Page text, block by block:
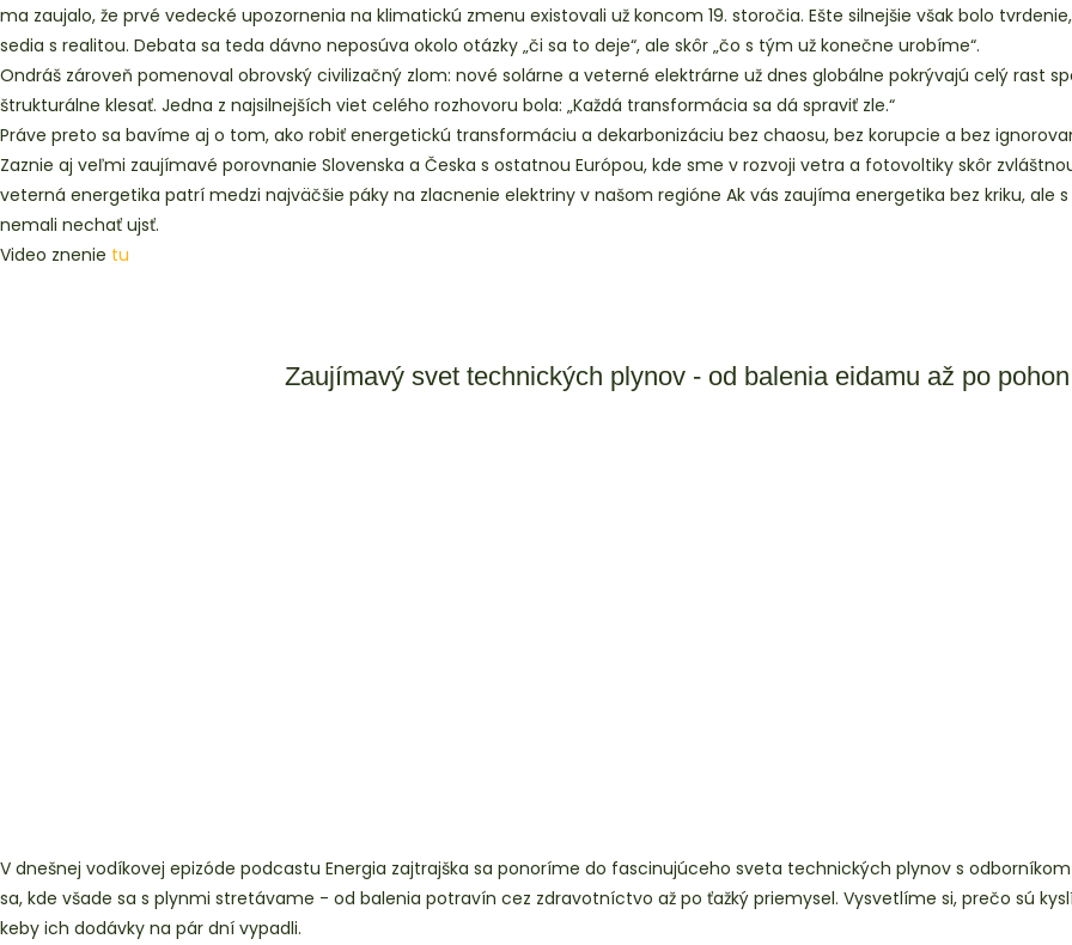
ma zaujalo, že prvé vedecké upozornenia na klimatickú zmenu existovali už koncom 19. storočia. Ešte silnejšie však bolo
sedia s realitou. Debata sa teda dávno neposúva okolo otázky „či sa to deje“, ale skôr „čo s tým už konečne urobíme“.
Ondráš zároveň pomenoval obrovský civilizačný zlom: nové solárne a veterné elektrárne už dnes globálne pokrývajú celý rast
štrukturálne klesať. Jedna z najsilnejších viet celého rozhovoru bola: „Každá transformácia sa dá spraviť zle.“
Práve preto sa bavíme aj o tom, ako robiť energetickú transformáciu a dekarbonizáciu bez chaosu, bez korupcie a bez
Zaznie aj veľmi zaujímavé porovnanie Slovenska a Česka s ostatnou Európou, kde sme v rozvoji vetra a fotovoltiky skôr
veterná energetika patrí medzi najväčšie páky na zlacnenie elektriny v našom regióne Ak vás zaujíma energetika bez kriku, ale
nemali nechať ujsť.
Video znenie tu
Zaujímavý svet technických plynov - od balenia eidamu až po
V dnešnej vodíkovej epizóde podcastu Energia zajtrajška sa ponoríme do fascinujúceho sveta technických plynov s
sa, kde všade sa s plynmi stretávame - od balenia potravín cez zdravotníctvo až po ťažký priemysel. Vysvetlíme si, prečo sú
keby ich dodávky na pár dní vypadli.